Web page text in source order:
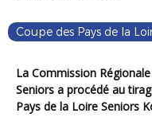
Coupe des Pays de la
La Commission Régionale d’Organisation des Compétitions
Seniors a procédé au
Pays de la Loire Seniors